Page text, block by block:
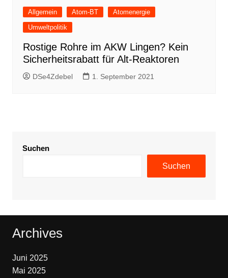
Allgemein Atom-BT
Atomenergie
Umweltpolitik
Rostige Rohre im AKW Lingen? Kein
Sicherheitsrabatt für Alt-Reaktoren
DSe4Zdebel 1. September 2021
Suchen
Suchen
Archives
Juni 2025
Mai 2025